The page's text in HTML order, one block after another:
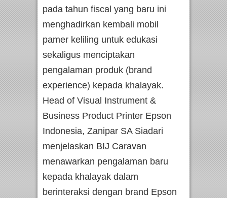
pada tahun fiscal yang baru ini
menghadirkan kembali mobil
pamer keliling untuk edukasi
sekaligus menciptakan
pengalaman produk (brand
experience) kepada khalayak.
Head of Visual Instrument &
Business Product Printer Epson
Indonesia, Zanipar SA Siadari
menjelaskan BIJ Caravan
menawarkan pengalaman baru
kepada khalayak dalam
berinteraksi dengan brand Epson